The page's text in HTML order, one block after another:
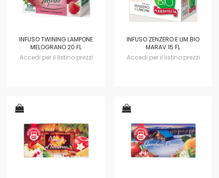
INFUSO TWINING LAMPONE
MELOGRANO 20 FL
Accedi per il listino prezzi
INFUSO ZENZERO E LIM.BIO
MARAV.15 FL
Accedi per il listino prezzi